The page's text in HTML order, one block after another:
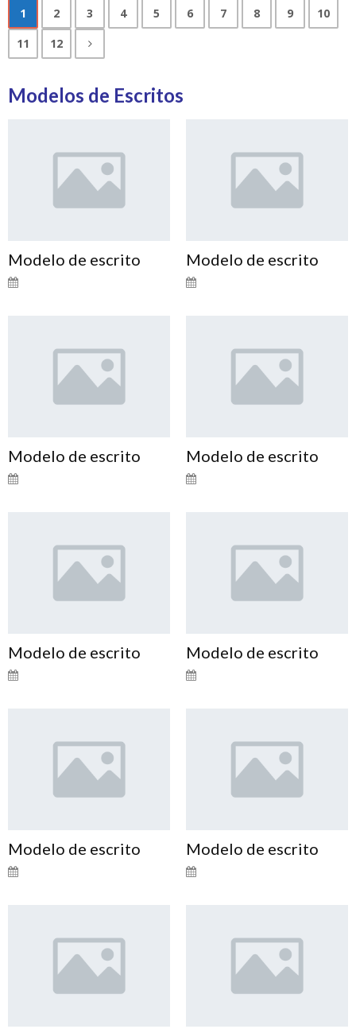
1 2 3 4 5 6 7 8 9
10
11
12
Modelos de Escritos
Modelo de escrito Modelo de escrito
Modelo de escrito Modelo de escrito
Modelo de escrito Modelo de escrito
Modelo de escrito Modelo de escrito